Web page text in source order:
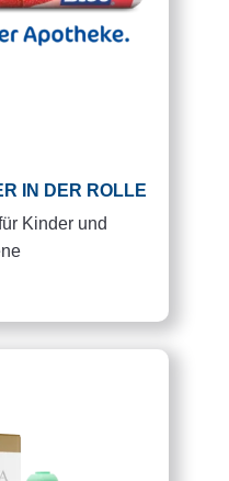
IN DER ROLLE
Kinder und